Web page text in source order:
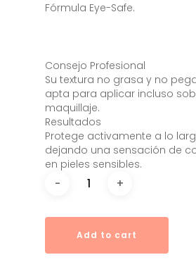
Fórmula Eye-Safe.
Consejo Profesional
Su textura no grasa y no
apta para aplicar incluso
maquillaje.
Resultados
Protege activamente a lo
dejando una sensación de
en pieles sensibles.
Add to cart